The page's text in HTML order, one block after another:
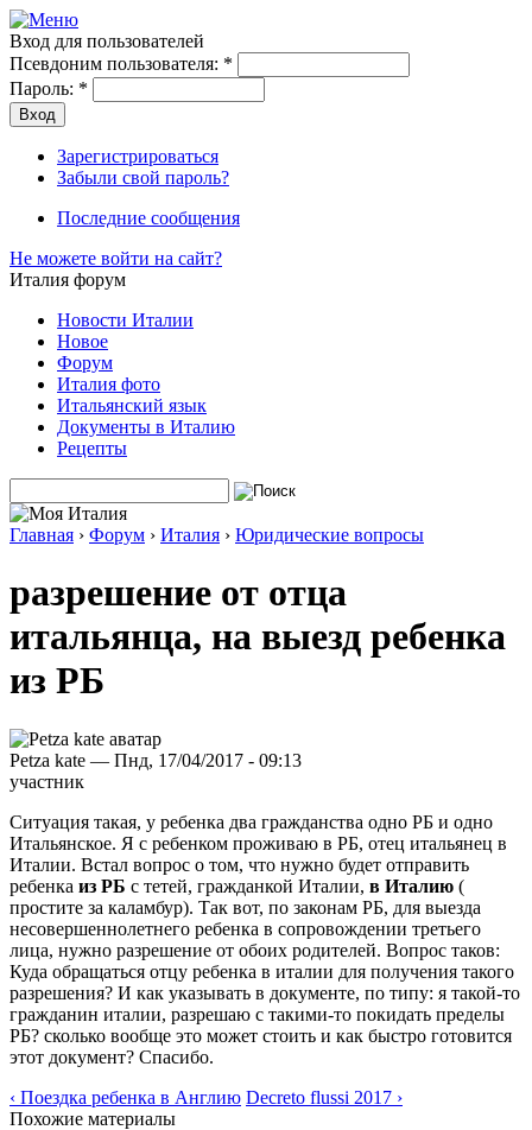
Вход для пользователей
Псевдоним пользователя: *
Пароль: *
Зарегистрироваться
Забыли свой пароль?
Последние сообщения
Не можете войти на сайт?
Италия форум
Новости Италии
Новое
Форум
Италия фото
Итальянский язык
Документы в Италию
Рецепты
Главная › Форум › Италия › Юридические вопросы
разрешение от отца
итальянца, на выезд ребенка
из РБ
Petza kate — Пнд, 17/04/2017 - 09:13
участник
Ситуация такая, у ребенка два гражданства одно РБ и одно
Итальянское. Я с ребенком проживаю в РБ, отец итальянец в
Италии. Встал вопрос о том, что нужно будет отправить
ребенка из РБ с тетей, гражданкой Италии, в Италию (
простите за каламбур). Так вот, по законам РБ, для выезда
несовершеннолетнего ребенка в сопровождении третьего
лица, нужно разрешение от обоих родителей. Вопрос таков:
Куда обращаться отцу ребенка в италии для получения такого
разрешения? И как указывать в документе, по типу: я такой-то
гражданин италии, разрешаю с такими-то покидать пределы
РБ? сколько вообще это может стоить и как быстро готовится
этот документ? Спасибо.
‹ Поездка ребенка в Англию Decreto flussi 2017 ›
Похожие материалы